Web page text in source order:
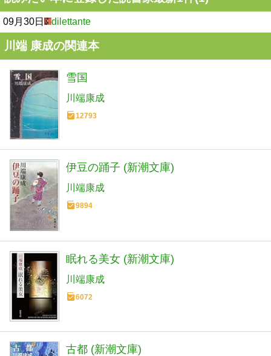
09月30日 dilettante
川端 康成の関連本
雪国
川端康成
12793
伊豆の踊子 (新潮文庫)
川端康成
9894
眠れる美女 (新潮文庫)
川端康成
6072
古都 (新潮文庫)